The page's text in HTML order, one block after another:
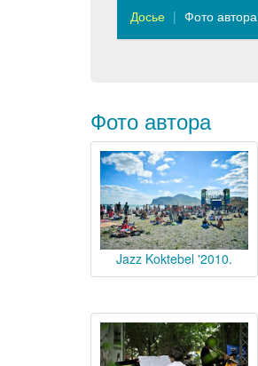
Досье Фото автора
Фото автора
Jazz Koktebel '2010.